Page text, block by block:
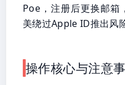
Poe，注册后更换邮箱
美绕过Apple ID推出风险
操作核心与注意